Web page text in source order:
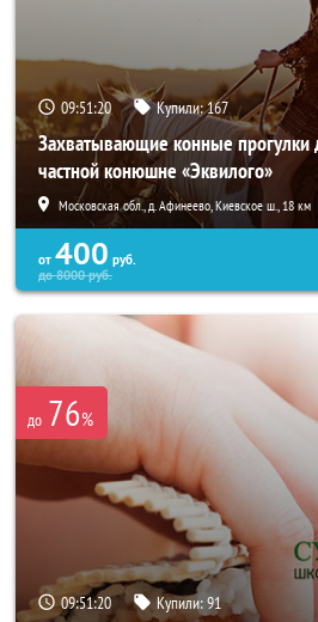
09:51:19 Купили:167
Захватывающие конные прогулки
частной конюшне «Эквилого»
Московская обл., д. Афинеево, Киевское ш., 18 км
от 400 руб.
до8000руб.
до 76%
09:51:19 Купили:91